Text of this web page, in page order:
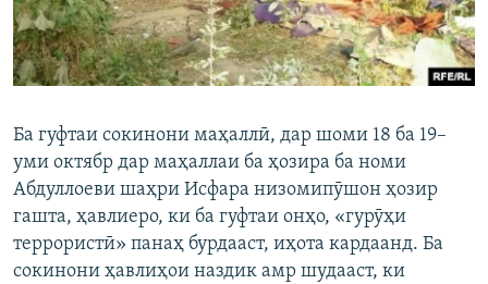
Ба гуфтаи сокинони маҳаллӣ, дар шоми 18 ба 19–
уми октябр дар маҳаллаи ба ҳозира ба номи
Абдуллоеви шаҳри Исфара низомипӯшон ҳозир
гашта, ҳавлиеро, ки ба гуфтаи онҳо, «гурӯҳи
террористӣ» панаҳ бурдааст, иҳота кардаанд. Ба
сокинони ҳавлиҳои наздик амр шудааст, ки